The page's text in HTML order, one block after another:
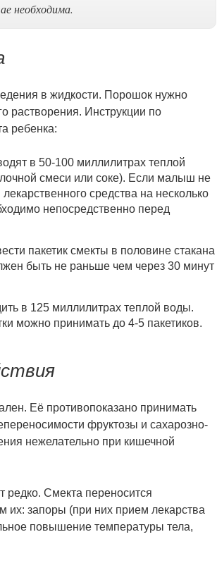
необходима.
в жидкости. Порошок нужно
растворения. Инструкции по
ребенка:
в 50-100 миллилитрах теплой
смеси или соке). Если малыш не
средства на несколько
непосредственно перед
пакетик смекты в половине стакана
быть не раньше чем через 30 минут
в 125 миллилитрах теплой воды.
можно принимать до 4-5 пакетиков.
Её противопоказано принимать
фруктозы и сахарозно-
нежелательно при кишечной
редко. Смекта переносится
их: запоры (при них прием лекарства
повышение температуры тела,